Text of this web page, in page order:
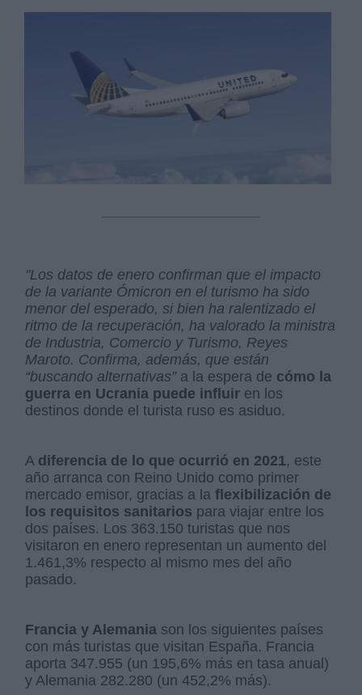
"Los datos de enero confirman que el impacto
de la variante Ómicron en el turismo ha sido
menor del esperado, si bien ha ralentizado el
ritmo de la recuperación, ha valorado la ministra
de Industria, Comercio y Turismo, Reyes
Maroto. Confirma, además, que están
“buscando alternativas”a la espera de cómo la
guerra en Ucrania puede influir en los
destinos donde el turista ruso es asiduo.
A diferencia de lo que ocurrió en 2021, este
año arranca con Reino Unido como primer
mercado emisor, gracias a laflexibilización de
los requisitos sanitarios para viajar entre los
dos países. Los 363.150 turistas que nos
visitaron en enero representan un aumento del
1.461,3% respecto al mismo mes del año
pasado.
Francia y Alemania son los siguientes países
con más turistas que visitan España. Francia
aporta 347.955 (un 195,6% más en tasa anual)
y Alemania 282.280 (un 452,2% más).